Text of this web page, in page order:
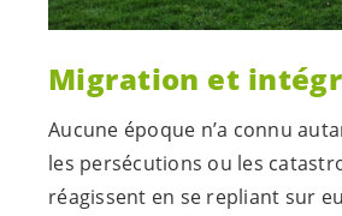
Migration et
Aucune époque n’a connu
les persécutions ou les
réagissent en se repliant sur